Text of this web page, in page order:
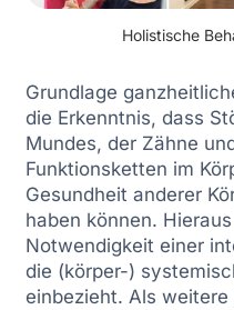
Holistische
Grundlage
die Erkenntnis, dass
Mundes, der Zähne
Funktionsketten im
Gesundheit anderer
haben können.
Notwendigkeit einer
die (körper-)
einbezieht. Als